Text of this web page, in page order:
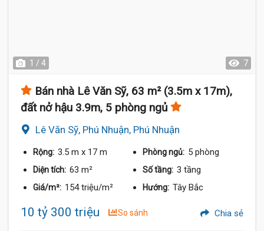
1 / 4 7
Bán nhà Lê Văn Sỹ, 63 m² (3.5m x 17m),
đất nở hậu 3.9m, 5 phòng ngủ
Lê Văn Sỹ, Phú Nhuận, Phú Nhuận
Rộng: 3.5 m x 17 m Phòng ngủ: 5 phòng
Diện tích: 63 m² Số tầng: 3 tầng
Giá/m²: 154 triệu/m² Hướng: Tây Bắc
10 tỷ 300 triệu So sánh Chia sẻ